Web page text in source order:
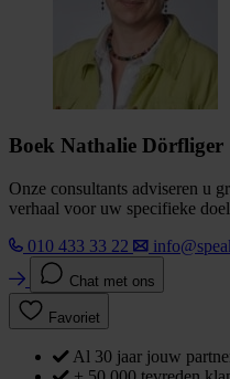
Boek Nathalie Dörfliger
Onze consultants adviseren u
verhaal voor uw specifieke
010 433 33 22
Chat met ons
Favoriet
Al 30 jaar jouw